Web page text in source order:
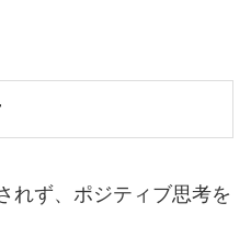
れず、ポジティブ思考を